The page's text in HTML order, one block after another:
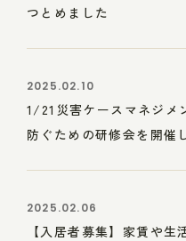
つとめました
2025.02.10
1/21災害ケースマネジメ
防ぐための研修会を開催
2025.02.06
【入居者募集】家賃や